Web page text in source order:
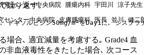
センター中央病院 腫瘍内科 宇田川 涼子先生
ンター中央病院 皮膚腫瘍科 医長 並川 健二
繰り返す｡
ドキソルビシン50mg/m²をDay1に､ シスプ
場合､ 適宜減量を考慮する｡ Grade4 血
非血液毒性をきたした場合､ 次コース